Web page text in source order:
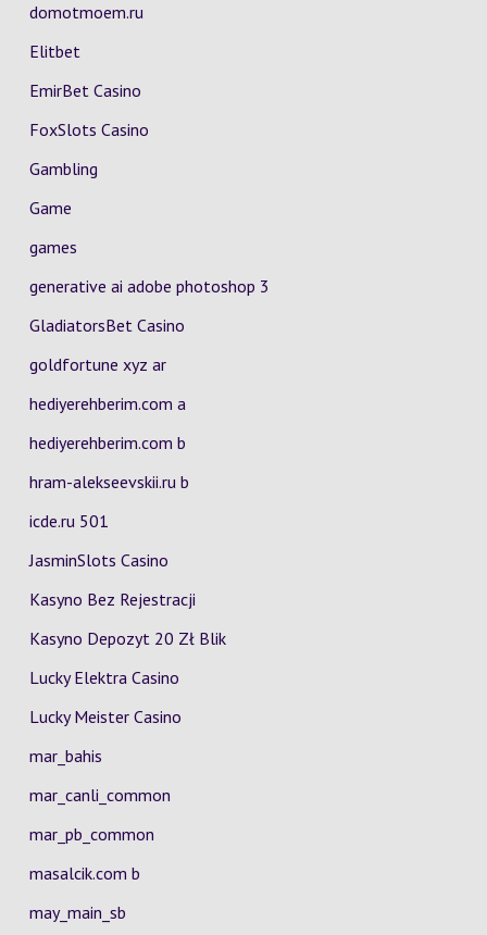
domotmoem.ru
Elitbet
EmirBet Casino
FoxSlots Casino
Gambling
Game
games
generative ai adobe photoshop 3
GladiatorsBet Casino
goldfortune xyz ar
hediyerehberim.com a
hediyerehberim.com b
hram-alekseevskii.ru b
icde.ru 501
JasminSlots Casino
Kasyno Bez Rejestracji
Kasyno Depozyt 20 Zł Blik
Lucky Elektra Casino
Lucky Meister Casino
mar_bahis
mar_canli_common
mar_pb_common
masalcik.com b
may_main_sb